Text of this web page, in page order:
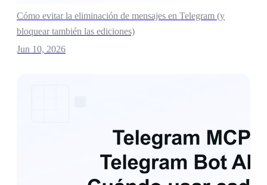
Cómo evitar la eliminación de mensajes en Telegram (y
bloquear también las ediciones)
Jun 10, 2026